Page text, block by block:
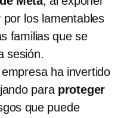
por los lamentables
familias que se
sesión.
ha invertido
para proteger
que puede